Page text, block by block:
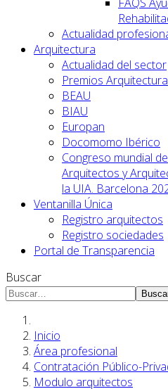
Actualidad
Arquitectura
Actualidad del sector
Premios Arquitectura
BEAU
BIAU
Europan
Docomomo Ibérico
Congreso mundial de
Arquitectos y
la UIA. Barcelona
Ventanilla Única
Registro arquitectos
Registro sociedades
Portal de Transparencia
Buscar
Inicio
Área profesional
Contratación Público-
Modulo arquitectos